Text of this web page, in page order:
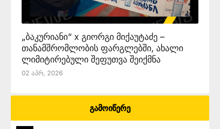
„ბაკურიანი“ x გიორგი მიქაუტაძე –
თანამშრომლობის ფარგლებში, ახალი
ლიმიტირებული შეფუთვა შეიქმნა
02 Აპრ, 2026
გამოიწერე